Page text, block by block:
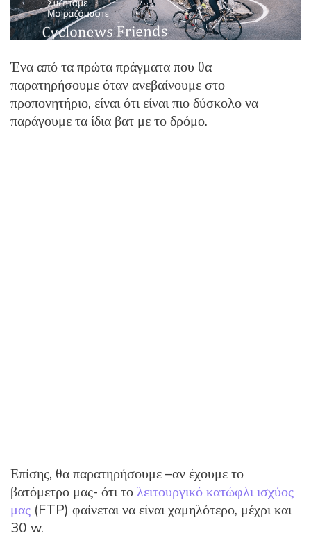
Ένα από τα πρώτα πράγματα που θα
παρατηρήσουμε όταν ανεβαίνουμε στο
προπονητήριο, είναι ότι είναι πιο δύσκολο να
παράγουμε τα ίδια βατ με το δρόμο.
Επίσης, θα παρατηρήσουμε –αν έχουμε το
βατόμετρο μας- ότι τολειτουργικό κατώφλι ισχύος
μας (FTP) φαίνεται να είναι χαμηλότερο, μέχρι και
30 w.